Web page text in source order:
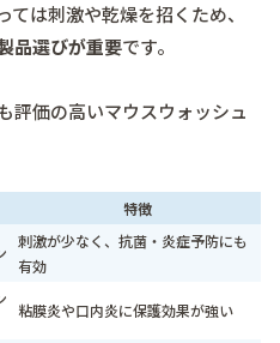
は刺激や乾燥を招くため、
品選びが重要です。
評価の高いマウスウォッシュ
特徴
刺激が少なく、抗菌・炎症予防にも
有効
粘膜炎や口内炎に保護効果が強い